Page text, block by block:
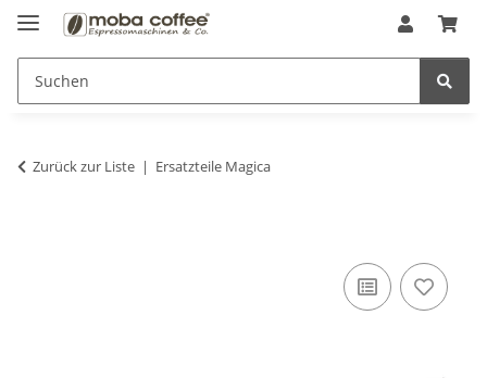
Zurück zur Liste Ersatzteile Magica